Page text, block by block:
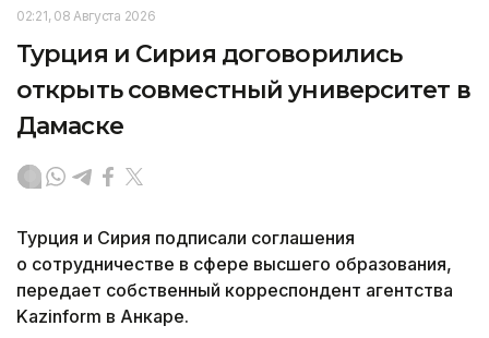
02:21, 08 Августа 2026
Турция и Сирия договорились
открыть совместный университет в
Дамаске
Турция и Сирия подписали соглашения
о сотрудничестве в сфере высшего образования,
передает собственный корреспондент агентства
Kazinform в Анкаре.